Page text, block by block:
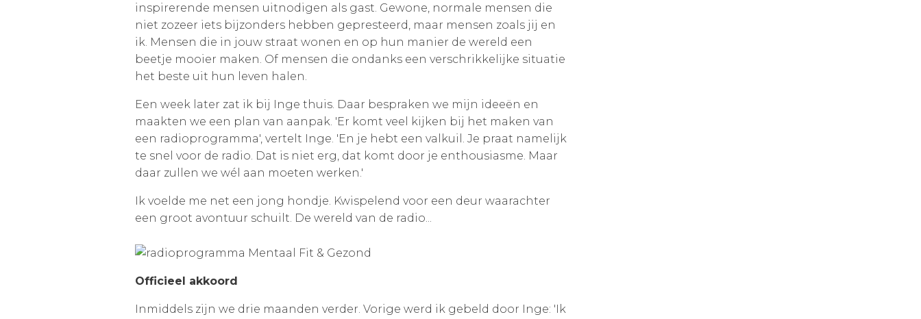
inspirerende mensen uitnodigen als gast. Gewone, normale mensen die
niet zozeer iets bijzonders hebben gepresteerd, maar mensen zoals jij en
ik. Mensen die in jouw straat wonen en op hun manier de wereld een
beetje mooier maken. Of mensen die ondanks een verschrikkelijke situatie
het beste uit hun leven halen.
Een week later zat ik bij Inge thuis. Daar bespraken we mijn ideeën en
maakten we een plan van aanpak. 'Er komt veel kijken bij het maken van
een radioprogramma', vertelt Inge. 'En je hebt een valkuil. Je praat namelijk
te snel voor de radio. Dat is niet erg, dat komt door je enthousiasme. Maar
daar zullen we wél aan moeten werken.'
Ik voelde me net een jong hondje. Kwispelend voor een deur waarachter
een groot avontuur schuilt. De wereld van de radio...
Officieel akkoord
Inmiddels zijn we drie maanden verder. Vorige werd ik gebeld door Inge: 'Ik